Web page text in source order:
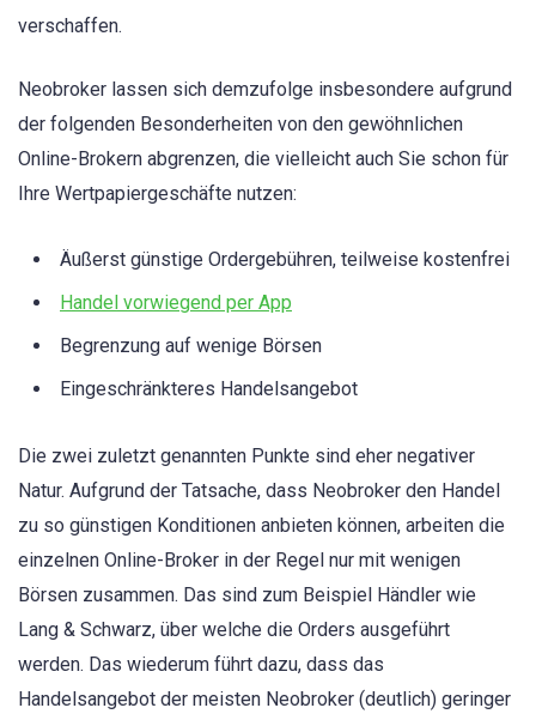
verschaffen.
Neobroker lassen sich demzufolge insbesondere aufgrund
der folgenden Besonderheiten von den gewöhnlichen
Online-Brokern abgrenzen, die vielleicht auch Sie schon für
Ihre Wertpapiergeschäfte nutzen:
Äußerst günstige Ordergebühren, teilweise kostenfrei
Handel vorwiegend per App
Begrenzung auf wenige Börsen
Eingeschränkteres Handelsangebot
Die zwei zuletzt genannten Punkte sind eher negativer
Natur. Aufgrund der Tatsache, dass Neobroker den Handel
zu so günstigen Konditionen anbieten können, arbeiten die
einzelnen Online-Broker in der Regel nur mit wenigen
Börsen zusammen. Das sind zum Beispiel Händler wie
Lang & Schwarz, über welche die Orders ausgeführt
werden. Das wiederum führt dazu, dass das
Handelsangebot der meisten Neobroker (deutlich) geringer